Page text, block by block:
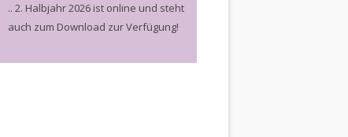
.. 2. Halbjahr 2026 ist online und steht
auch zum Download zur Verfügung!